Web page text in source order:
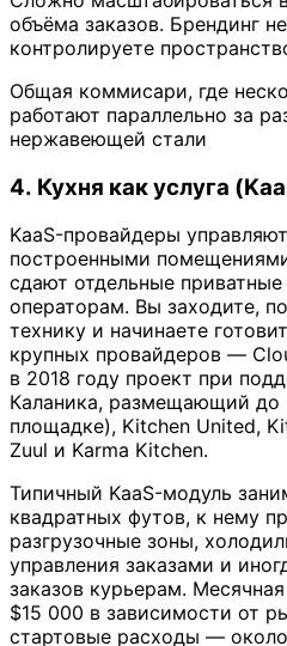
объёма заказов. Брендинг
контролируете
Общая коммисари, где
работают параллельно за
нержавеющей стали
4. Кухня как услуга
KaaS-провайдеры
построенными
сдают отдельные
операторам. Вы заходите,
технику и начинаете
крупных провайдеров —
в 2018 году проект при
Каланика, размещающий до
площадке), Kitchen United,
Zuul и Karma Kitchen.
Типичный KaaS-модуль
квадратных футов, к нему
разгрузочные зоны,
управления заказами и
заказов курьерам.
$15 000 в зависимости от
стартовые расходы —